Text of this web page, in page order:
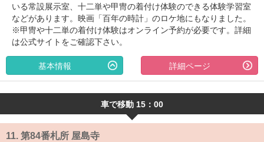
いる常設展示室、十二単や甲冑の着付け体験のできる体験学習室
などがあります。映画「百年の時計」のロケ地にもなりました。
※甲冑や十二単の着付け体験はオンライン予約が必要です。詳細
は公式サイトをご確認下さい。
詳細ページ
基本情報
車で移動 15：00
11. 第84番札所 屋島寺